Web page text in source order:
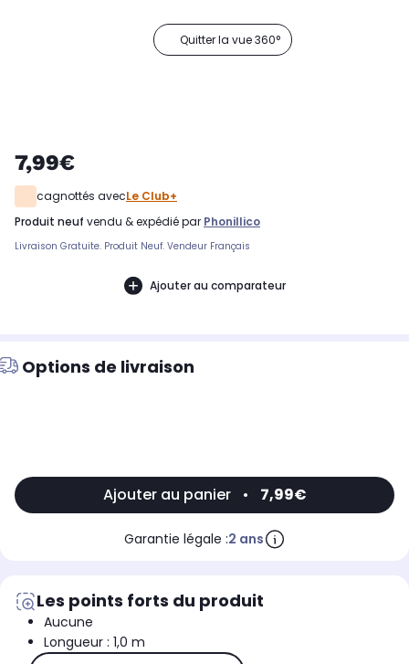
Quitter la vue 360°
7,99€
cagnottés avecLe Club+
produit neuf vendu & expédié par Phonillico
Livraison Gratuite. Produit Neuf. Vendeur Français
Ajouter au comparateur
Options de livraison
Ajouter au panier • 7,99€
Garantie légale :2 ans
Les points forts du produit
Aucune
Longueur : 1,0 m